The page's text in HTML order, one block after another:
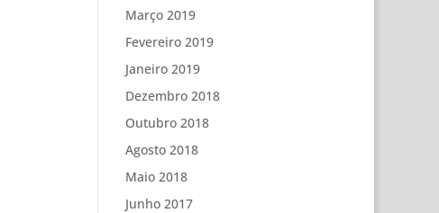
Março 2019
Fevereiro 2019
Janeiro 2019
Dezembro 2018
Outubro 2018
Agosto 2018
Maio 2018
Junho 2017